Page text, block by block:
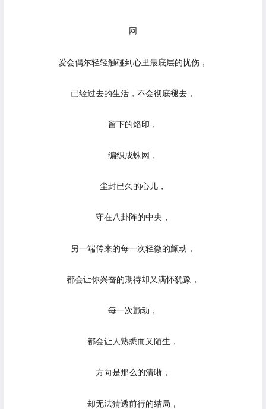
网
爱会偶尔轻轻触碰到心里最底层的忧伤，
已经过去的生活，不会彻底褪去，
留下的烙印，
编织成蛛网，
尘封已久的心儿，
守在八卦阵的中央，
另一端传来的每一次轻微的颤动，
都会让你兴奋的期待却又满怀犹豫，
每一次颤动，
都会让人熟悉而又陌生，
方向是那么的清晰，
却无法猜透前行的结局，